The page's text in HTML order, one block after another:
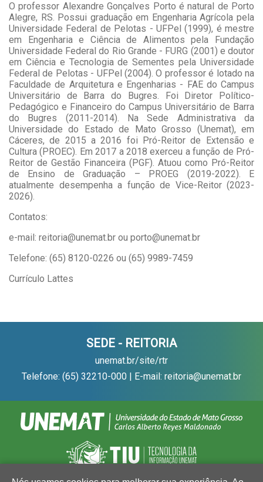
O professor Alexandre Gonçalves Porto é natural de Porto
Alegre, RS. Possui graduação em Engenharia Agrícola pela
Universidade Federal de Pelotas - UFPel (1999), é mestre
em Engenharia e Ciência de Alimentos pela Fundação
Universidade Federal do Rio Grande - FURG (2001) e doutor
em Ciência e Tecnologia de Sementes pela Universidade
Federal de Pelotas - UFPel (2004). O professor é lotado na
Faculdade de Arquitetura e Engenharias - FAE do Campus
Universitário de Barra do Bugres. Foi Diretor Político-
Pedagógico e Financeiro do Campus Universitário de Barra
do Bugres (2011-2014). Na Sede Administrativa da
Universidade do Estado de Mato Grosso (Unemat), em
Cáceres, de 2015 a 2016 foi Pró-Reitor de Extensão e
Cultura (PROEC). Em 2017 a 2018 exerceu a função de Pró-
Reitor de Gestão Financeira (PGF). Atuou como Pró-Reitor
de Ensino de Graduação – PROEG (2019-2022). E
atualmente desempenha a função de Vice-Reitor (2023-
2026).
Contatos:
e-mail: reitoria@unemat.br ou porto@unemat.br
Telefone: (65) 8120-0226 ou (65) 9989-7459
Currículo Lattes
SEDE - REITORIA
unemat.br/site/rtr
Telefone: (65) 32210-000 | E-mail: reitoria@unemat.br